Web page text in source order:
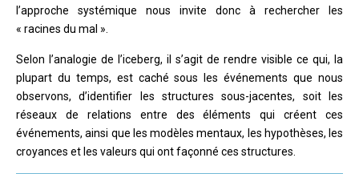
l’approche systémique nous invite donc à rechercher les
« racines du mal ».
Selon l’analogie de l’iceberg, il s’agit de rendre visible ce qui, la
plupart du temps, est caché sous les événements que nous
observons, d’identifier les structures sous-jacentes, soit les
réseaux de relations entre des éléments qui créent ces
événements, ainsi que les modèles mentaux, les hypothèses, les
croyances et les valeurs qui ont façonné ces structures.